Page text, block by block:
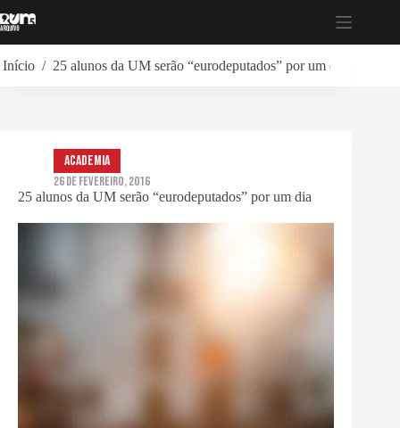
para
Início / 25 alunos da UM serão “eurodeputados” por um dia
25 alunos da UM serão “eurodeputados” por um dia
Academia
26 de Fevereiro, 2016